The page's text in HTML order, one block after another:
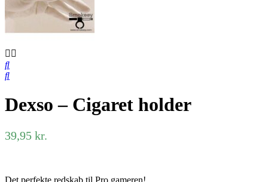
Dexso – Cigaret holder
39,95 kr.
Det perfekte redskab til Pro gameren!